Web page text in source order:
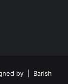
by | Barish